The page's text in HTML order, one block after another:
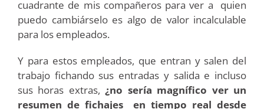
cuadrante de mis compañeros para ver a quien
puedo cambiárselo es algo de valor incalculable
para los empleados.
Y para estos empleados, que entran y salen del
trabajo fichando sus entradas y salida e incluso
sus horas extras,¿no sería magnífico ver un
resumen de fichajes en tiempo real desde